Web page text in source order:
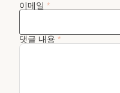
이메일 *
댓글 내용 *